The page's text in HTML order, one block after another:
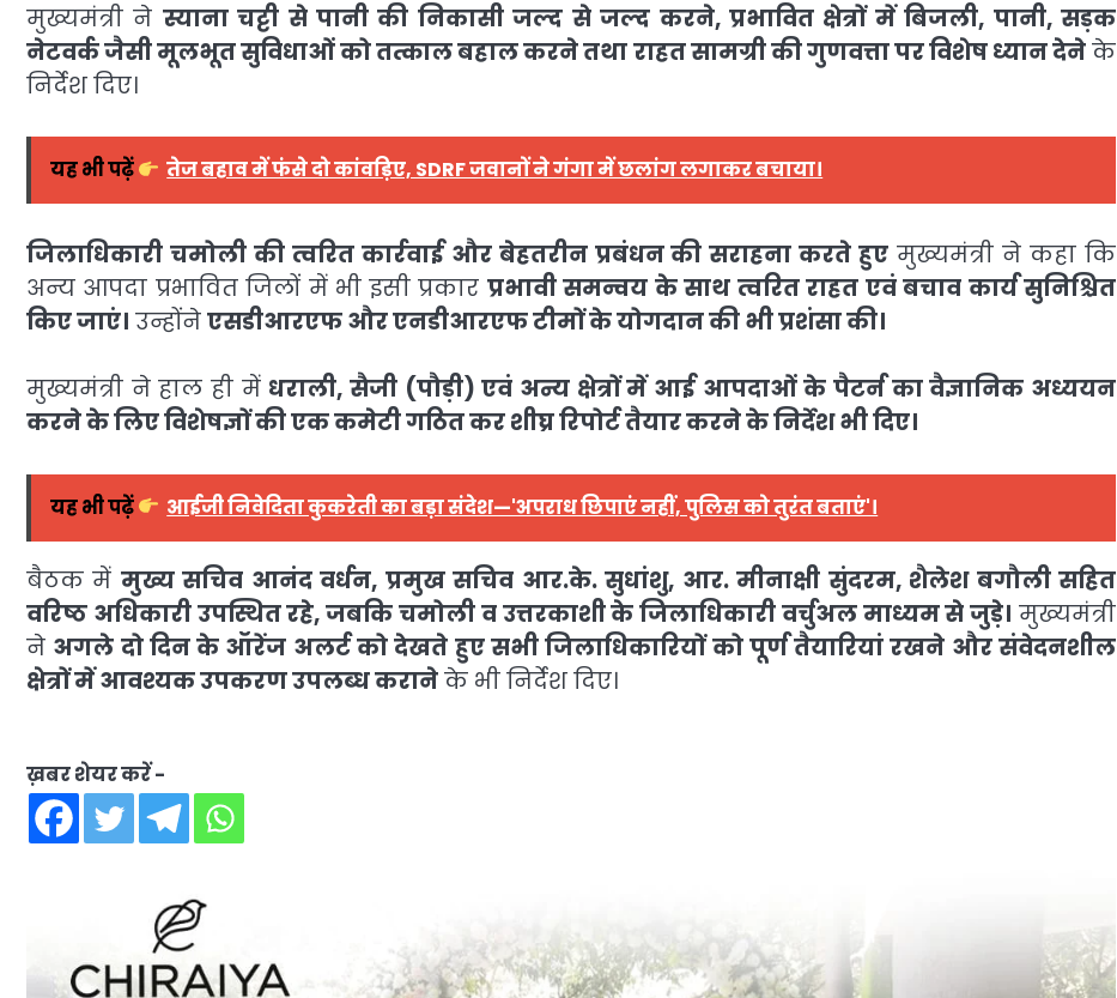
मुख्यमंत्री ने स्याना चट्टी से पानी की निकासी जल्द से जल्द करने, प्रभावित क्षेत्रों में बिजली, पानी, सड़क
नेटवर्क जैसी मूलभूत सुविधाओं को तत्काल बहाल करने तथा राहत सामग्री की गुणवत्ता पर विशेष ध्यान देनेके
निर्देश दिए।
यह भी पढ़ें तेज बहाव में फंसे दो कांवड़िए, SDRF जवानों ने गंगा में छलांग लगाकर बचाया।
जिलाधिकारी चमोली की त्वरित कार्रवाई और बेहतरीन प्रबंधन की सराहना करते हुए मुख्यमंत्री ने कहा कि
अन्य आपदा प्रभावित जिलों में भी इसी प्रकार प्रभावी समन्वय के साथ त्वरित राहत एवं बचाव कार्य सुनिश्चित
किए जाएं। उन्होंनेएसडीआरएफ और एनडीआरएफ टीमों के योगदान की भी प्रशंसा की।
मुख्यमंत्री ने हाल ही में धराली, सैजी (पौड़ी) एवं अन्य क्षेत्रों में आई आपदाओं के पैटर्न का वैज्ञानिक अध्ययन
करने के लिए विशेषज्ञों की एक कमेटी गठित कर शीघ्र रिपोर्ट तैयार करने के निर्देश भी दिए।
यह भी पढ़ें आईजी निवेदिता कुकरेती का बड़ा संदेश—'अपराध छिपाएं नहीं, पुलिस को तुरंत बताएं'।
बैठक में मुख्य सचिव आनंद वर्धन, प्रमुख सचिव आर.के. सुधांशु, आर. मीनाक्षी सुंदरम, शैलेश बगौली सहित
वरिष्ठ अधिकारी उपस्थित रहे, जबकि चमोली व उत्तरकाशी के जिलाधिकारी वर्चुअल माध्यम से जुड़े। मुख्यमंत्री
ने अगले दो दिन के ऑरेंज अलर्ट को देखते हुए सभी जिलाधिकारियों को पूर्ण तैयारियां रखने और संवेदनशील
क्षेत्रों में आवश्यक उपकरण उपलब्ध करानेके भी निर्देश दिए।
ख़बर शेयर करें -